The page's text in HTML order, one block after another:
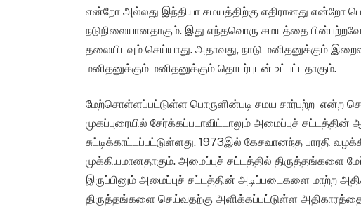
என்றோ அல்லது இந்தியா சமயத்திற்கு எதிரானது என்றோ
நடுநிலையானதாகும். இது எந்தவொரு சமயத்தை
தலையிடவும் செய்யாது. அதாவது, நாடு மனிதனுக்கும்
மனிதனுக்கும் மனிதனுக்கும் தொடர்புடன் உட்பட்டதாகும்.
மேற்சொள்ளப்பட்டுள்ள பொருளின்படி சமய சார்பற்ற என்ற
முகப்புரையில் சேர்க்கப்படாவிட்டாலும் அமைப்புச்
சுட்டிக்காட்டப்பட்டுள்ளது. 1973இல் கேசவானந்த பாரதி
முக்கியமானதாகும். அமைப்புச் சட்டத்தில் திருத்தங்களை
இருப்பினும் அமைப்புச் சட்டத்தின் அடிப்படைகளை மாற்ற
திருத்தங்களை செய்வதற்கு அளிக்கப்பட்டுள்ள